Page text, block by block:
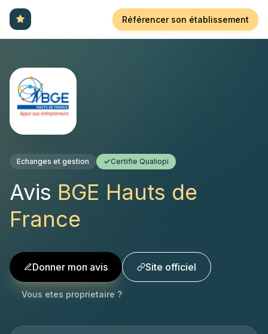
Référencer son établissement
Echanges et gestion Certifie Qualiopi
Avis BGE Hauts de
France
Donner mon avis Site officiel
Vous etes proprietaire ?